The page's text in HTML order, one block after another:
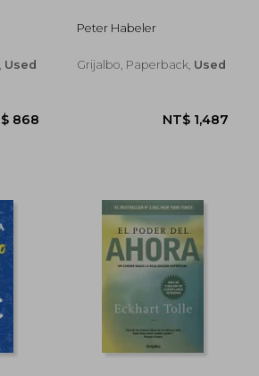
Used
Peter Habeler
Grijalbo, Paperback, Used